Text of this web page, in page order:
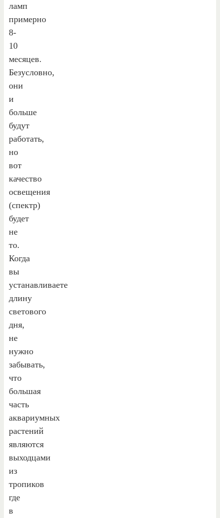
ламп
примерно
8-
10
месяцев.
Безусловно,
они
и
больше
будут
работать,
но
вот
качество
освещения
(спектр)
будет
не
то.
Когда
вы
устанавливаете
длину
светового
дня,
не
нужно
забывать,
что
большая
часть
аквариумных
растений
являются
выходцами
из
тропиков
где
в